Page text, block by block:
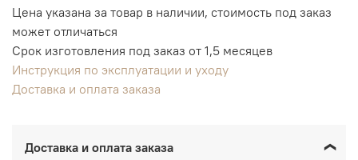
Цена указана за товар в наличии, стоимость под заказ
может отличаться
Срок изготовления под заказ от 1,5 месяцев
Инструкция по эксплуатации и уходу
Доставка и оплата заказа
Доставка и оплата заказа